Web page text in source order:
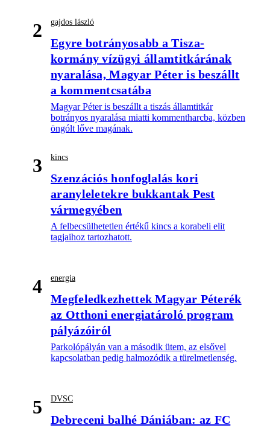
2 gajdos lászló
Egyre botrányosabb a Tisza-
kormány vízügyi államtitkárának
nyaralása, Magyar Péter is beszállt
a kommentcsatába
Magyar Péter is beszállt a tiszás államtitkár
botrányos nyaralása miatti kommentharcba, közben
öngólt lőve magának.
3 kincs
Szenzációs honfoglalás kori
aranyleletekre bukkantak Pest
vármegyében
A felbecsülhetetlen értékű kincs a korabeli elit
tagjaihoz tartozhatott.
4 energia
Megfeledkezhettek Magyar Péterék
az Otthoni energiatároló program
pályázóiról
Parkolópályán van a második ütem, az elsővel
kapcsolatban pedig halmozódik a türelmetlenség.
5 DVSC
Debreceni balhé Dániában: az FC